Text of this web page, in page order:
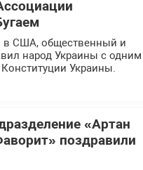
США, общественный и
народ Украины с одним
Украины.
«Артан
поздравили